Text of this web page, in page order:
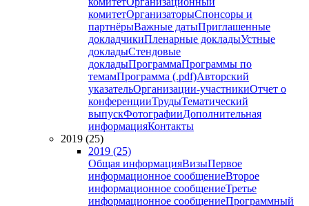
комитетОрганизаторыСпонсоры и
партнёрыВажные датыПриглашенные
докладчикиПленарные докладыУстные
докладыСтендовые
докладыПрограммаПрограммы по
темамПрограмма (.pdf)Авторский
указательОрганизации-участникиОтчет о
конференцииТрудыТематический
выпускФотографииДополнительная
информацияКонтакты
2019 (25)
2019 (25)
Общая информацияВизыПервое
информационное сообщениеВторое
информационное сообщениеТретье
информационное сообщениеПрограммный